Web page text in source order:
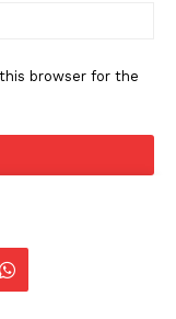
browser for the